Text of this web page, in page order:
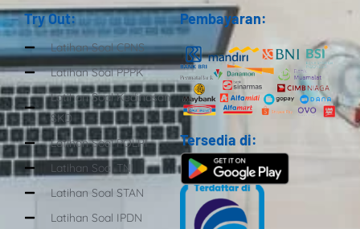
Try Out:
Latihan Soal CPNS
Latihan Soal PPPK
Latihan Soal Kedinasan
SKD
Latihan Soal POLRI
Latihan Soal TNI
Latihan Soal STAN
Latihan Soal IPDN
Pembayaran:
Tersedia di: